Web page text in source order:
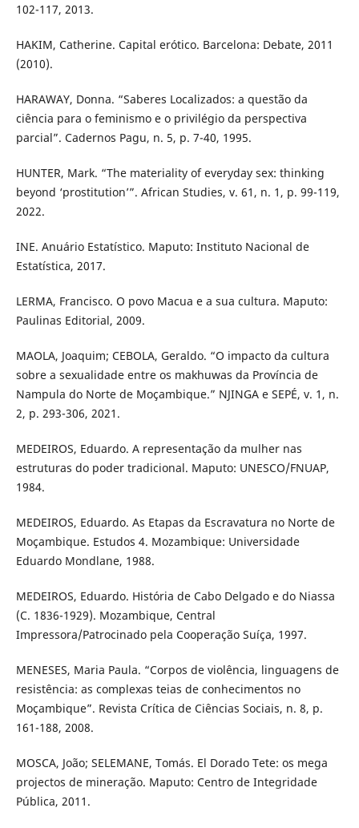
102-117, 2013.
HAKIM, Catherine. Capital erótico. Barcelona: Debate, 2011
(2010).
HARAWAY, Donna. “Saberes Localizados: a questão da
ciência para o feminismo e o privilégio da perspectiva
parcial”. Cadernos Pagu, n. 5, p. 7-40, 1995.
HUNTER, Mark. “The materiality of everyday sex: thinking
beyond ‘prostitution’”. African Studies, v. 61, n. 1, p. 99-119,
2022.
INE. Anuário Estatístico. Maputo: Instituto Nacional de
Estatística, 2017.
LERMA, Francisco. O povo Macua e a sua cultura. Maputo:
Paulinas Editorial, 2009.
MAOLA, Joaquim; CEBOLA, Geraldo. “O impacto da cultura
sobre a sexualidade entre os makhuwas da Província de
Nampula do Norte de Moçambique.” NJINGA e SEPÉ, v. 1, n.
2, p. 293-306, 2021.
MEDEIROS, Eduardo. A representação da mulher nas
estruturas do poder tradicional. Maputo: UNESCO/FNUAP,
1984.
MEDEIROS, Eduardo. As Etapas da Escravatura no Norte de
Moçambique. Estudos 4. Mozambique: Universidade
Eduardo Mondlane, 1988.
MEDEIROS, Eduardo. História de Cabo Delgado e do Niassa
(C. 1836-1929). Mozambique, Central
Impressora/Patrocinado pela Cooperação Suíça, 1997.
MENESES, Maria Paula. “Corpos de violência, linguagens de
resistência: as complexas teias de conhecimentos no
Moçambique”. Revista Crítica de Ciências Sociais, n. 8, p.
161-188, 2008.
MOSCA, João; SELEMANE, Tomás. El Dorado Tete: os mega
projectos de mineração. Maputo: Centro de Integridade
Pública, 2011.